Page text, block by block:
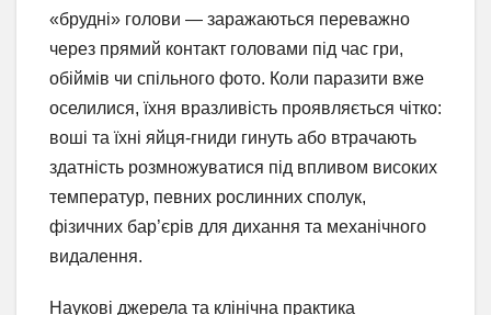
«брудні» голови — заражаються переважно
через прямий контакт головами під час гри,
обіймів чи спільного фото. Коли паразити вже
оселилися, їхня вразливість проявляється чітко:
воші та їхні яйця-гниди гинуть або втрачають
здатність розмножуватися під впливом високих
температур, певних рослинних сполук,
фізичних бар’єрів для дихання та механічного
видалення.
Наукові джерела та клінічна практика